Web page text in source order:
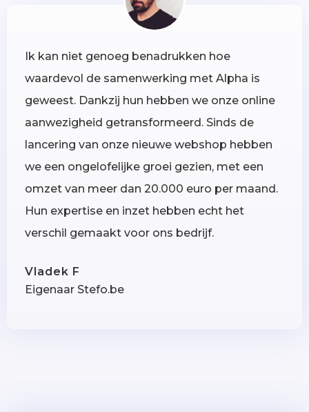
Ik kan niet genoeg benadrukken hoe
waardevol de samenwerking met Alpha is
geweest. Dankzij hun hebben we onze online
aanwezigheid getransformeerd. Sinds de
lancering van onze nieuwe webshop hebben
we een ongelofelijke groei gezien, met een
omzet van meer dan 20.000 euro per maand.
Hun expertise en inzet hebben echt het
verschil gemaakt voor ons bedrijf.
Vladek F
Eigenaar Stefo.be